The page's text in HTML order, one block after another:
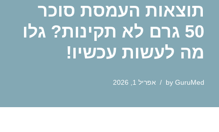
תוצאות העמסת סוכר
50 גרם לא תקינות? גלו
מה לעשות עכשיו!
by GuruMed אפריל 1, 2026